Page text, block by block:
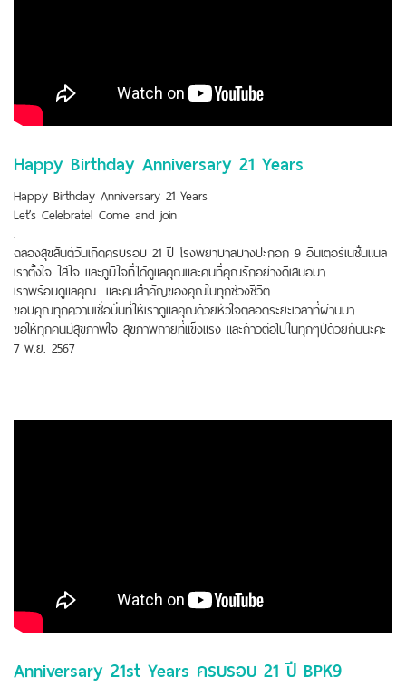
Happy Birthday Anniversary 21 Years
Happy Birthday Anniversary 21 Years
Let’s Celebrate! Come and join
.
ฉลองสุขสันต์วันเกิดครบรอบ 21 ปี โรงพยาบาลบางปะกอก 9 อินเตอร์เนชั่นแนล
เราตั้งใจ ใส่ใจ และภูมิใจที่ได้ดูแลคุณและคนที่คุณรักอย่างดีเสมอมา
เราพร้อมดูแลคุณ…และคนสำคัญของคุณในทุกช่วงชีวิต
ขอบคุณทุกความเชื่อมั่นที่ให้เราดูแลคุณด้วยหัวใจตลอดระยะเวลาที่ผ่านมา
ขอให้ทุกคนมีสุขภาพใจ สุขภาพกายที่แข็งแรง และก้าวต่อไปในทุกๆปีด้วยกันนะคะ
7 พ.ย. 2567
Anniversary 21st Years ครบรอบ 21 ปี BPK9